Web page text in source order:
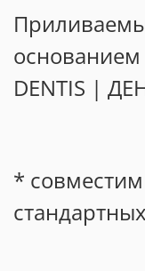
основанием
DENTIS |
*